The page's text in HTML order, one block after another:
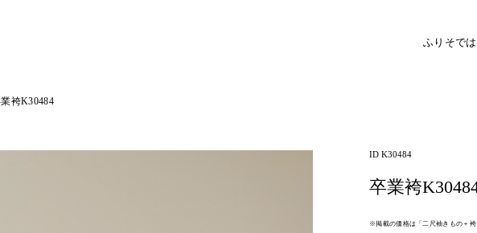
ふりそで
袴K30484
ID K30484
卒業袴
※掲載の価格は「二尺袖きもの＋袴